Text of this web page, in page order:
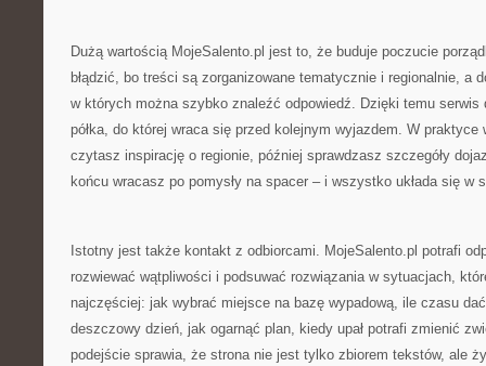
Dużą wartością MojeSalento.pl jest to, że buduje poczucie
błądzić, bo treści są zorganizowane tematycznie i regionalnie, a
w których można szybko znaleźć odpowiedź. Dzięki temu serwis
półka, do której wraca się przed kolejnym wyjazdem. W
czytasz inspirację o regionie, później sprawdzasz szczegóły
końcu wracasz po pomysły na spacer – i wszystko układa się w
Istotny jest także kontakt z odbiorcami. MojeSalento.pl potrafi
rozwiewać wątpliwości i podsuwać rozwiązania w sytuacjach,
najczęściej: jak wybrać miejsce na bazę wypadową, ile czasu
deszczowy dzień, jak ogarnąć plan, kiedy upał potrafi zmienić
podejście sprawia, że strona nie jest tylko zbiorem tekstów, ale